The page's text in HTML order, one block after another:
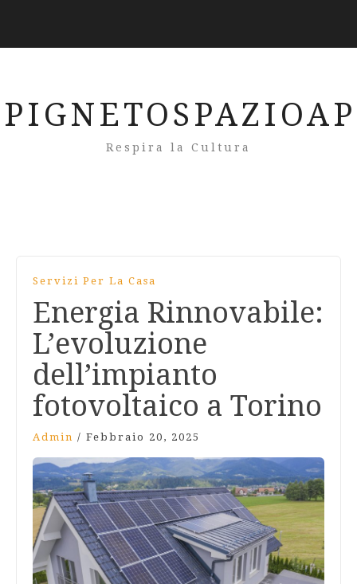
Respira la Cultura
Servizi Per La Casa
Energia Rinnovabile:
L’evoluzione
dell’impianto
fotovoltaico a Torino
Admin / Febbraio 20, 2025